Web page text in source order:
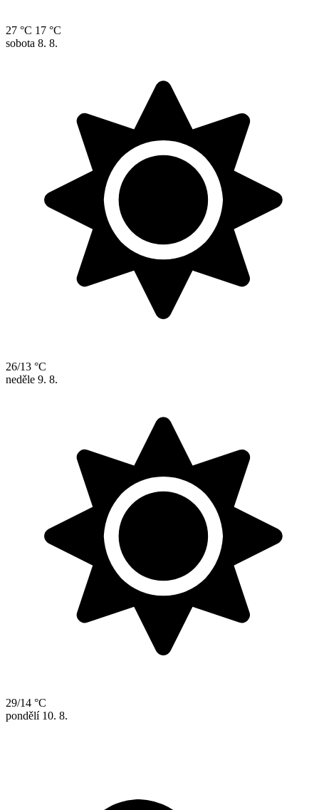
27 °C 17 °C
sobota 8. 8.
26/13 °C
neděle 9. 8.
29/14 °C
pondělí 10. 8.